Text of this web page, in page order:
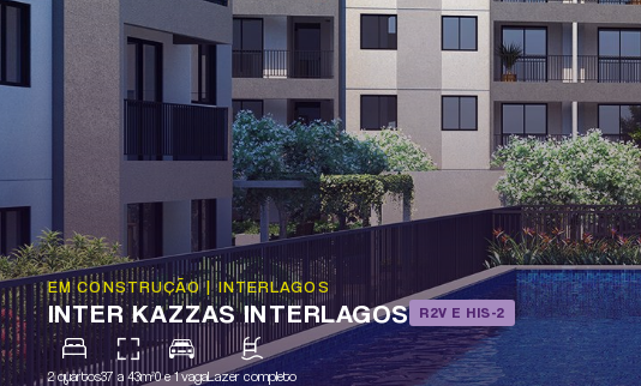
EM CONSTRUÇÃO|INTERLAGOS
INTER KAZZAS INTERLAGOS R2V E HIS-2
2 quartos37 a 43m²0 e 1 vagaLazer completo